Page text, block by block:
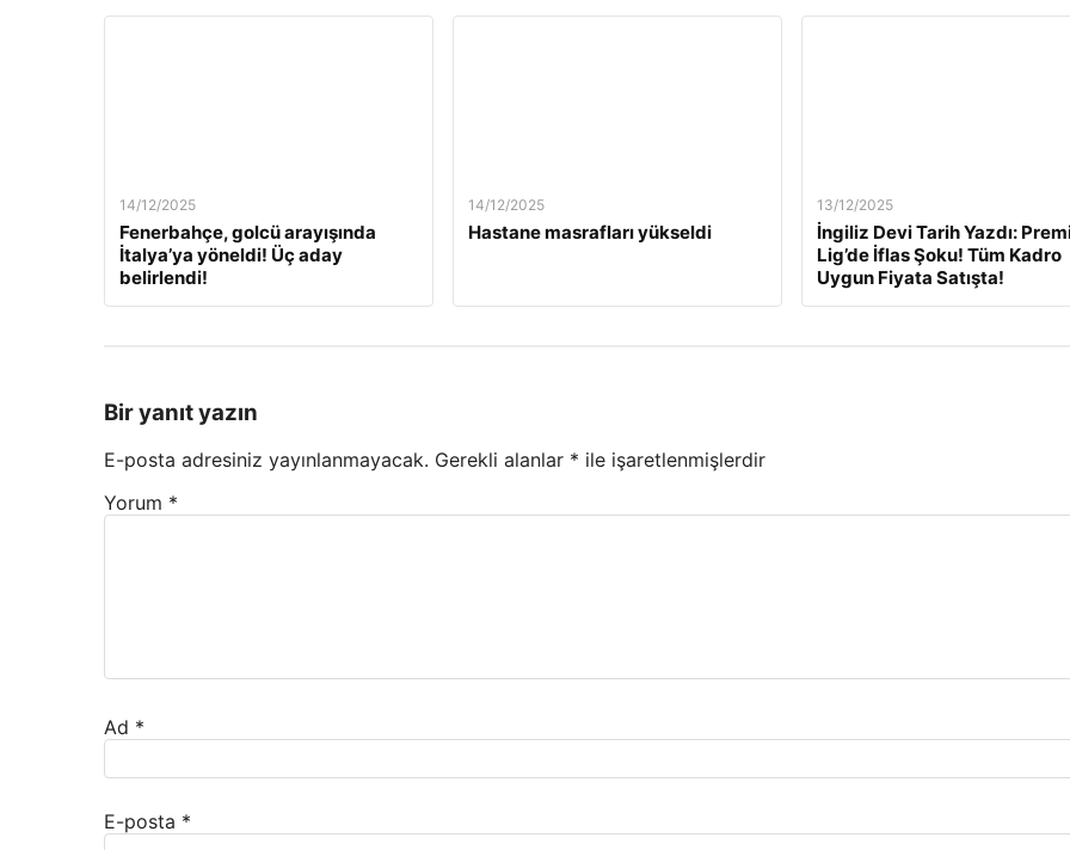
14/12/2025
Fenerbahçe, golcü arayışında
İtalya’ya yöneldi! Üç aday
belirlendi!
14/12/2025
Hastane masrafları yükseldi
13/12/2025
İngiliz Devi Tarih Yazdı:
Lig’de İflas Şoku! Tüm Kadro
Uygun Fiyata Satışta!
Bir yanıt yazın
E-posta adresiniz yayınlanmayacak. Gerekli alanlar * ile işaretlenmişlerdir
Yorum *
Ad *
E-posta *